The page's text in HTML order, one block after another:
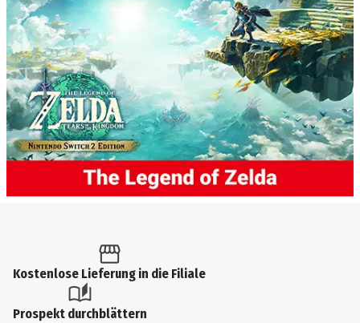
Kostenlose Lieferung in die Filiale
Prospekt durchblättern